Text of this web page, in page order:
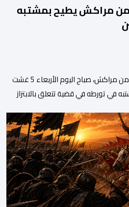
أمن مراكش يطيح بمشتبه
تمكنت عناصر الشرطة بولاية أمن مراكش، صباح اليوم الأربعاء 5 غشت
في تورطه في قضية تتعلق بالابتزاز
العتيقة بمراكش، وطالبهما بمبلغ مالي
مرتبط بالإرشاد السياحي بدون
التي […]